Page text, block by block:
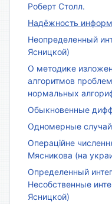
Роберт Столл.
Надёжность
Неопределенный
Ясницкой)
О методике
алгоритмов
нормальных
Обыкновенные
Одномерные
Операційне
Мясникова (на
Определенный
Несобственные
Ясницкой)